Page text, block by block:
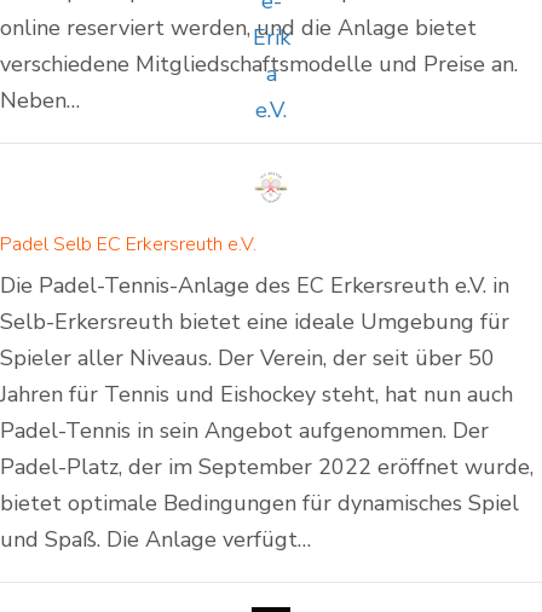
online reserviert werden, und die Anlage bietet
verschiedene Mitgliedschaftsmodelle und Preise an.
Neben…
Padel Selb EC Erkersreuth e.V.
Die Padel-Tennis-Anlage des EC Erkersreuth e.V. in
Selb-Erkersreuth bietet eine ideale Umgebung für
Spieler aller Niveaus. Der Verein, der seit über 50
Jahren für Tennis und Eishockey steht, hat nun auch
Padel-Tennis in sein Angebot aufgenommen. Der
Padel-Platz, der im September 2022 eröffnet wurde,
bietet optimale Bedingungen für dynamisches Spiel
und Spaß. Die Anlage verfügt…